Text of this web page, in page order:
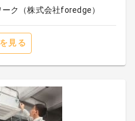
ク（株式会社foredge）
見る